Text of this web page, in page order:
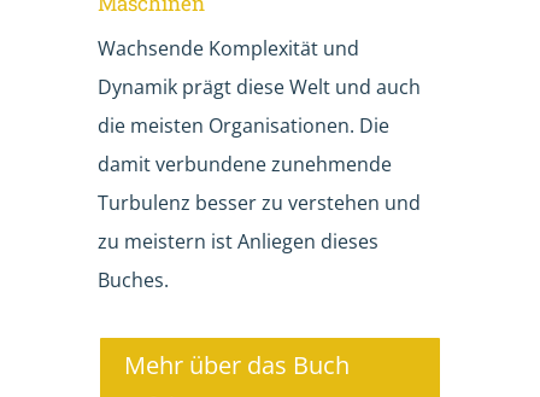
Wachsende Komplexität und
Dynamik prägt diese Welt und auch
die meisten Organisationen. Die
damit verbundene zunehmende
Turbulenz besser zu verstehen und
zu meistern ist Anliegen dieses
Buches.
Mehr über das Buch